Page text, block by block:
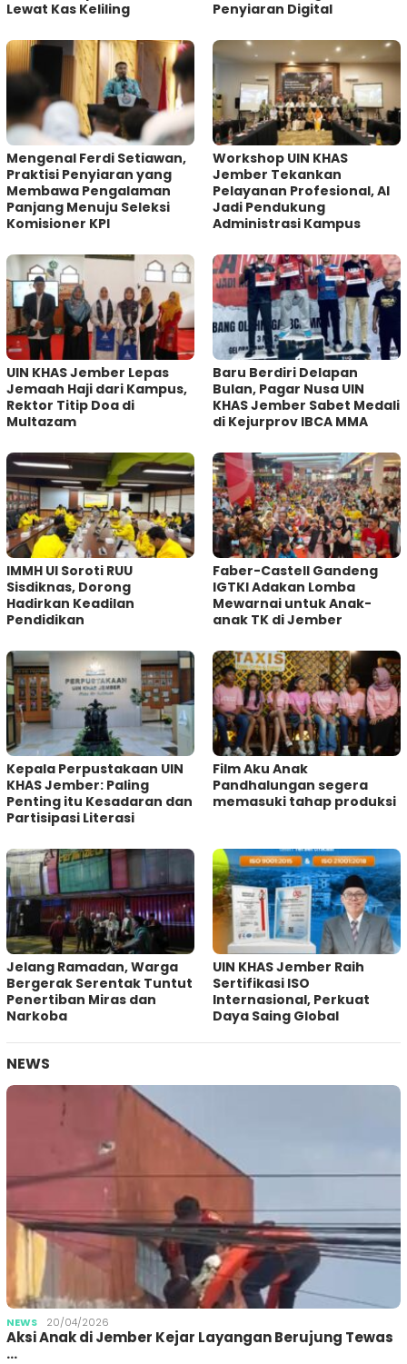
Lewat Kas Keliling
Penyiaran Digital
Mengenal Ferdi Setiawan,
Praktisi Penyiaran yang
Membawa Pengalaman
Panjang Menuju Seleksi
Komisioner KPI
Workshop UIN KHAS
Jember Tekankan
Pelayanan Profesional, AI
Jadi Pendukung
Administrasi Kampus
UIN KHAS Jember Lepas
Jemaah Haji dari Kampus,
Rektor Titip Doa di
Multazam
Baru Berdiri Delapan
Bulan, Pagar Nusa UIN
KHAS Jember Sabet Medali
di Kejurprov IBCA MMA
IMMH UI Soroti RUU
Sisdiknas, Dorong
Hadirkan Keadilan
Pendidikan
Faber-Castell Gandeng
IGTKI Adakan Lomba
Mewarnai untuk Anak-
anak TK di Jember
Kepala Perpustakaan UIN
KHAS Jember: Paling
Penting itu Kesadaran dan
Partisipasi Literasi
Film Aku Anak
Pandhalungan segera
memasuki tahap produksi
Jelang Ramadan, Warga
Bergerak Serentak Tuntut
Penertiban Miras dan
Narkoba
UIN KHAS Jember Raih
Sertifikasi ISO
Internasional, Perkuat
Daya Saing Global
NEWS
NEWS 20/04/2026
Aksi Anak di Jember Kejar Layangan Berujung Tewas
…